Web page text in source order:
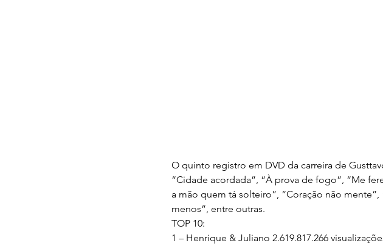
O quinto registro em DVD da carreira de
“Cidade acordada”, “À prova de fogo”, “Me
a mão quem tá solteiro”, “Coração não
menos”, entre outras.
TOP 10:
1 – Henrique & Juliano 2.619.817.266